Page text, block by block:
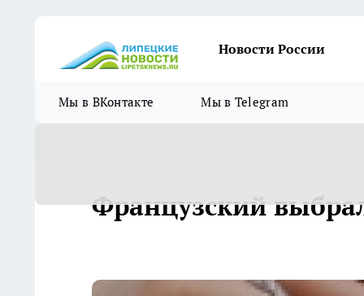
Новости России
Мы в ВКонтакте Мы в Telegram
Французский